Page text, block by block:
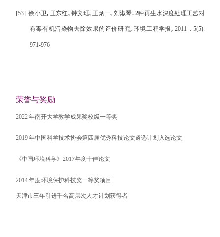
[53] 徐小卫, 王东红, 钟文珏, 王炳一, 刘淑琴. 2种再生水深度处理工艺对
有毒有机污染物去除效果的评价研究,环境工程学报, 2011 ， 5(5):
971-976
荣誉与奖励
2022 年南开大学教学成果奖校级一等奖
2019 年中国科学技术协会第四届优秀科技论文遴选计划入选论文
《中国环境科学》 2017年度十佳论文
2014 年度环境保护科技奖一等奖项目
天津市三年引进千名高层次人才计划获得者